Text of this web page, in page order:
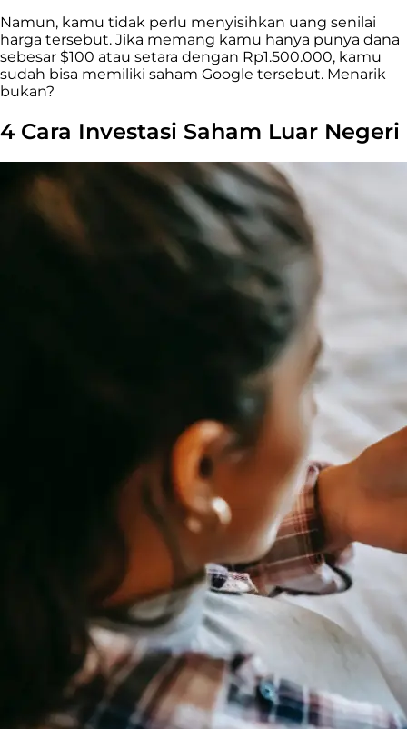
Namun, kamu tidak perlu menyisihkan uang senilai
harga tersebut. Jika memang kamu hanya punya dana
sebesar $100 atau setara dengan Rp1.500.000, kamu
sudah bisa memiliki saham Google tersebut. Menarik
bukan?
4 Cara Investasi Saham Luar Negeri